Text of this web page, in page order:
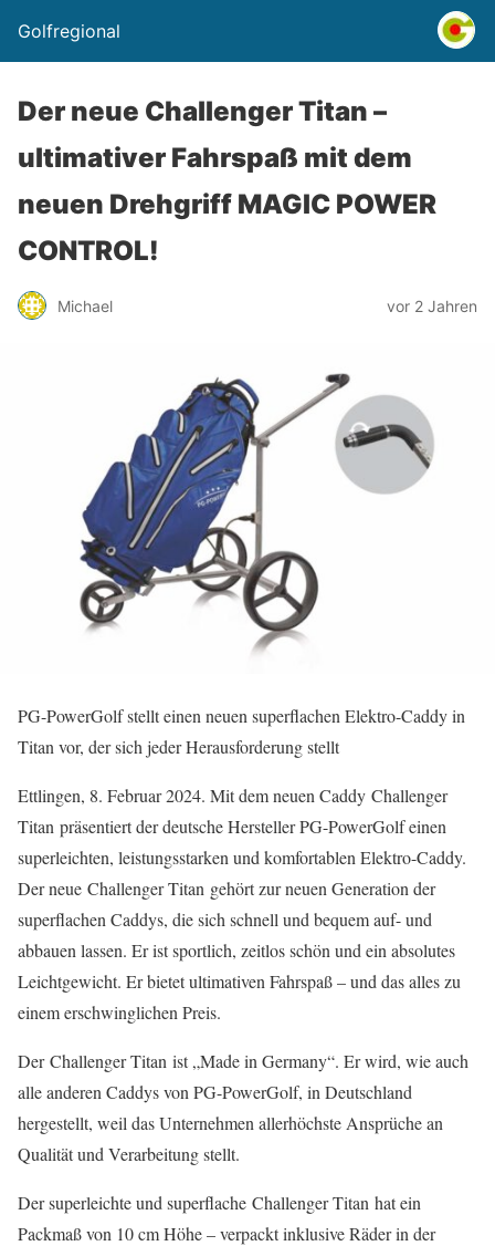
Golfregional
Der neue Challenger Titan –
ultimativer Fahrspaß mit dem
neuen Drehgriff MAGIC POWER
CONTROL!
Michael vor 2 Jahren
PG-PowerGolf stellt einen neuen superflachen Elektro-Caddy in
Titan vor, der sich jeder Herausforderung stellt
Ettlingen, 8. Februar 2024. Mit dem neuen Caddy Challenger
Titan präsentiert der deutsche Hersteller PG-PowerGolf einen
superleichten, leistungsstarken und komfortablen Elektro-Caddy.
Der neue Challenger Titan gehört zur neuen Generation der
superflachen Caddys, die sich schnell und bequem auf- und
abbauen lassen. Er ist sportlich, zeitlos schön und ein absolutes
Leichtgewicht. Er bietet ultimativen Fahrspaß – und das alles zu
einem erschwinglichen Preis.
Der Challenger Titan ist „Made in Germany“. Er wird, wie auch
alle anderen Caddys von PG-PowerGolf, in Deutschland
hergestellt, weil das Unternehmen allerhöchste Ansprüche an
Qualität und Verarbeitung stellt.
Der superleichte und superflache Challenger Titan hat ein
Packmaß von 10 cm Höhe – verpackt inklusive Räder in der